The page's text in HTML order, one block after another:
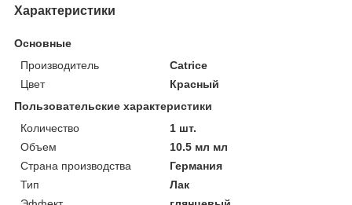
Характеристики
Основные
Производитель
Catrice
Цвет
Красный
Пользовательские характеристики
Количество
1 шт.
Объем
10.5 мл мл
Страна производства
Германия
Тип
Лак